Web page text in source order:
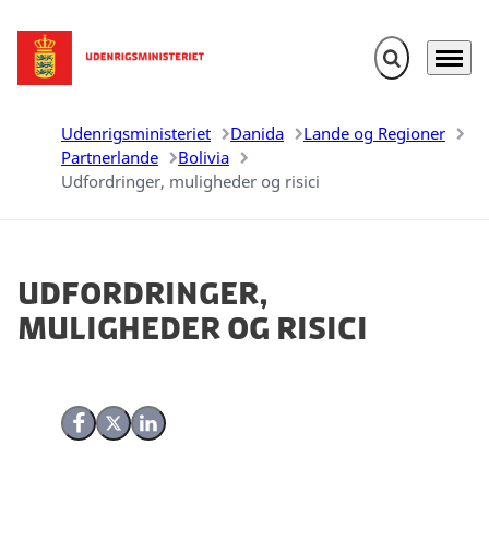
Gå til forsiden Fold søgefelt
Menu
Udenrigsministeriet Danida
Lande og Regioner
Partnerlande
Bolivia
Udfordringer, muligheder og risici
Udfordringer,
muligheder og risici
Del på Facebook
Del på X (Twitter)
Del på LinkedIn